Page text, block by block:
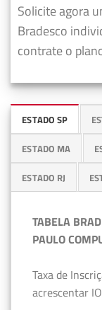
Solicite agora
Bradesco
contrate o
ESTADO SP
ESTADO MA
ESTADO RJ
TABELA
PAULO
Taxa de
acrescentar